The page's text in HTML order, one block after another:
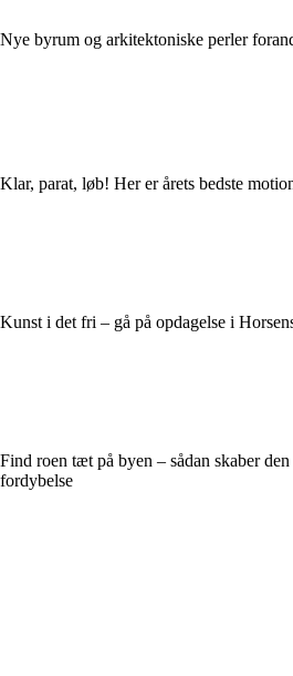
Nye byrum og arkitektoniske perler
Klar, parat, løb! Her er årets bedste
Kunst i det fri – gå på opdagelse i
Find roen tæt på byen – sådan skaber
fordybelse